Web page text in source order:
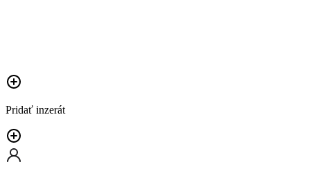
Pridať inzerát